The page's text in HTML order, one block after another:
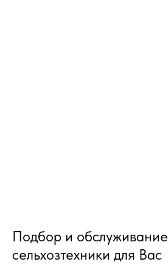
Подбор и обслуживание
сельхозтехники для Вас